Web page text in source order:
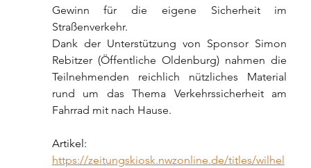
Gewinn für die eigene Sicherheit im
Straßenverkehr.
Dank der Unterstützung von Sponsor Simon
Rebitzer (Öffentliche Oldenburg) nahmen die
Teilnehmenden reichlich nützliches Material
rund um das Thema Verkehrssicherheit am
Fahrrad mit nach Hause.
https://zeitungskiosk.nwzonline.de/titles/wilhel